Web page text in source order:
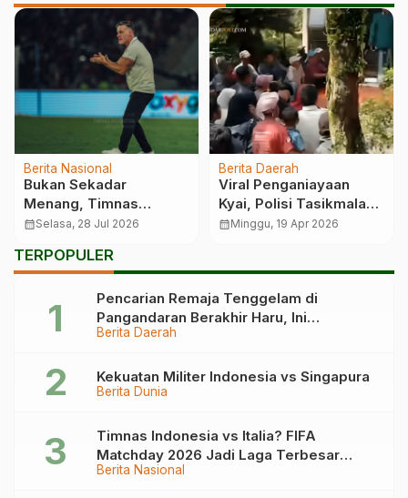
Berita Nasional
Bukan Sekadar
Menang, Timnas
Indonesia Kirim Enam
calendar_monthSelasa, 28 Jul 2026
Berita Daerah
Viral Penganiayaan
Kyai, Polisi Tasikmalaya
Bertindak Cepat
calendar_monthMinggu, 19 Apr 2026
TERPOPULER
Berita Daerah
Pencarian Remaja Tenggelam di
Pangandaran Berakhir Haru, Ini
Kronologinya
Berita Dunia
Kekuatan Militer Indonesia vs Singapura
Berita Nasional
Timnas Indonesia vs Italia? FIFA
Matchday 2026 Jadi Laga Terbesar
Garuda!